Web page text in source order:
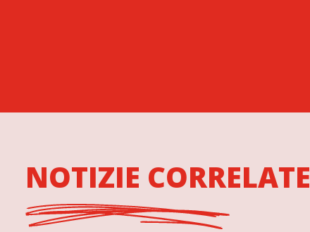
NOTIZIE CORRELATE